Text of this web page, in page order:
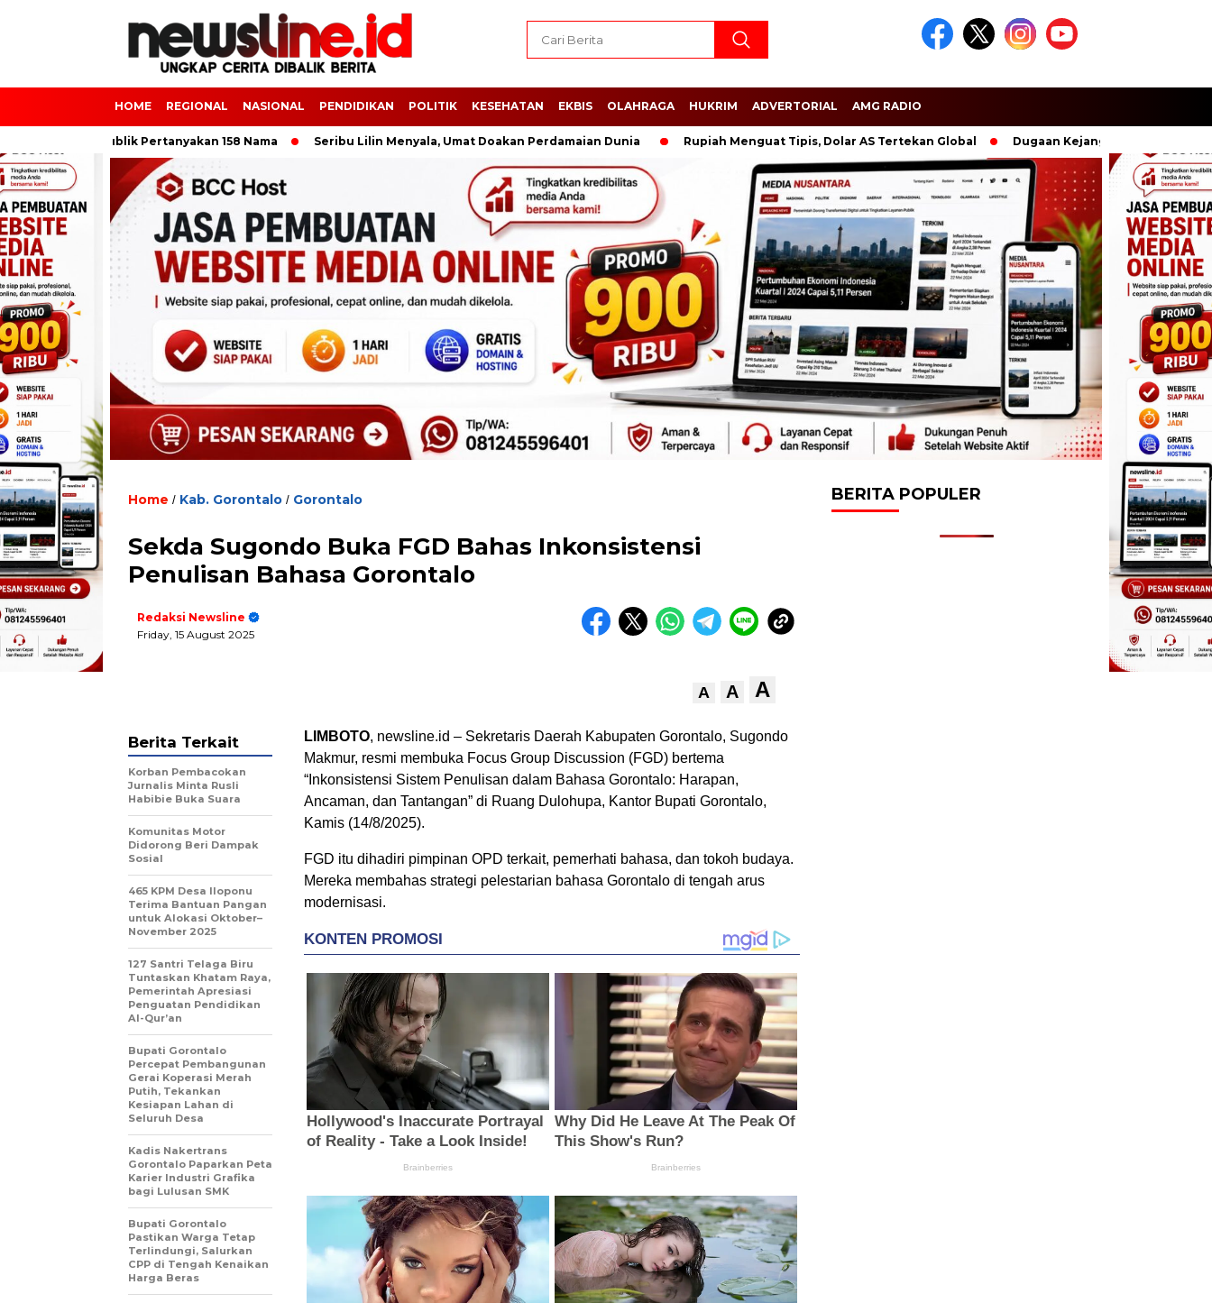
HOME REGIONAL NASIONAL PENDIDIKAN POLITIK KESEHATAN EKBIS OLAHRAGA HUKRIM ADVERTORIAL AMG RADIO
Publik Pertanyakan 158 Nama Seribu Lilin Menyala, Umat Doakan Perdamaian Dunia Rupiah Menguat Tipis, Dolar AS Tertekan Global Dugaan Kejanggalan PPPK Dompu,
Home / Kab. Gorontalo / Gorontalo
‎Sekda Sugondo Buka FGD Bahas Inkonsistensi
Penulisan Bahasa Gorontalo
Redaksi Newsline
Friday, 15 August 2025
A A A
LIMBOTO, newsline.id – Sekretaris Daerah Kabupaten Gorontalo, Sugondo
Makmur, resmi membuka Focus Group Discussion (FGD) bertema
“Inkonsistensi Sistem Penulisan dalam Bahasa Gorontalo: Harapan,
Ancaman, dan Tantangan” di Ruang Dulohupa, Kantor Bupati Gorontalo,
Kamis (14/8/2025).
‎FGD itu dihadiri pimpinan OPD terkait, pemerhati bahasa, dan tokoh budaya.
Mereka membahas strategi pelestarian bahasa Gorontalo di tengah arus
modernisasi.
Berita Terkait
Korban Pembacokan
Jurnalis Minta Rusli
Habibie Buka Suara
Komunitas Motor
Didorong Beri Dampak
Sosial
465 KPM Desa Iloponu
Terima Bantuan Pangan
untuk Alokasi Oktober–
November 2025
127 Santri Telaga Biru
Tuntaskan Khatam Raya,
Pemerintah Apresiasi
Penguatan Pendidikan
Al-Qur’an
Bupati Gorontalo
Percepat Pembangunan
Gerai Koperasi Merah
Putih, Tekankan
Kesiapan Lahan di
Seluruh Desa
Kadis Nakertrans
Gorontalo Paparkan Peta
Karier Industri Grafika
bagi Lulusan SMK
Bupati Gorontalo
Pastikan Warga Tetap
Terlindungi, Salurkan
CPP di Tengah Kenaikan
Harga Beras
BERITA POPULER